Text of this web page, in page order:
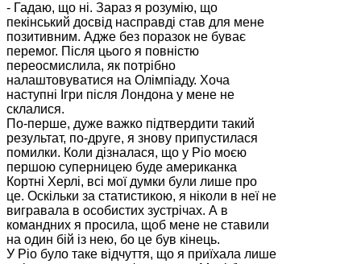
- Гадаю, що ні. Зараз я розумію, що
пекінський досвід насправді став для мене
позитивним. Адже без поразок не буває
перемог. Після цього я повністю
переосмислила, як потрібно
налаштовуватися на Олімпіаду. Хоча
наступні Ігри після Лондона у мене не
склалися.
По-перше, дуже важко підтвердити такий
результат, по-друге, я знову припустилася
помилки. Коли дізналася, що у Ріо моєю
першою суперницею буде американка
Кортні Херлі, всі мої думки були лише про
це. Оскільки за статистикою, я ніколи в неї не
вигравала в особистих зустрічах. А в
командних я просила, щоб мене не ставили
на один бій із нею, бо це був кінець.
У Ріо було таке відчуття, що я приїхала лише